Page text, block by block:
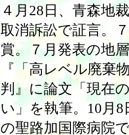
４月28日、青森地
取消訴訟で証言。
賞。７月発表の地
『「高レベル廃棄
判』に論文「現在
い」を執筆。10月
の聖路加国際病院